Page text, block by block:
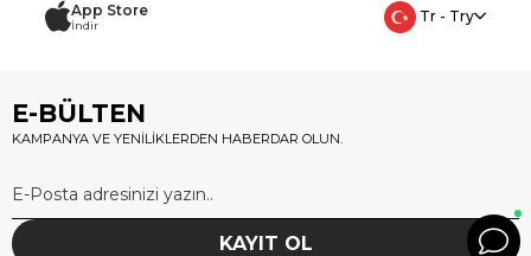
App Store
İndir
Tr - Try
E-BÜLTEN
KAMPANYA VE YENİLİKLERDEN HABERDAR OLUN.
KAYIT OL